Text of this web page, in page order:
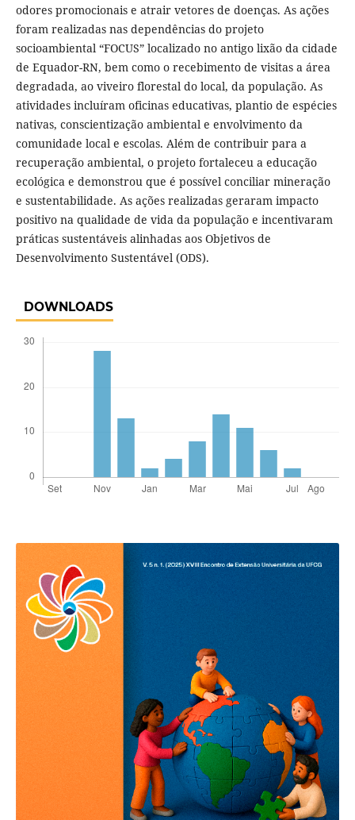
odores promocionais e atrair vetores de doenças. As ações
foram realizadas nas dependências do projeto
socioambiental “FOCUS” localizado no antigo lixão da cidade
de Equador-RN, bem como o recebimento de visitas a área
degradada, ao viveiro florestal do local, da população. As
atividades incluíram oficinas educativas, plantio de espécies
nativas, conscientização ambiental e envolvimento da
comunidade local e escolas. Além de contribuir para a
recuperação ambiental, o projeto fortaleceu a educação
ecológica e demonstrou que é possível conciliar mineração
e sustentabilidade. As ações realizadas geraram impacto
positivo na qualidade de vida da população e incentivaram
práticas sustentáveis alinhadas aos Objetivos de
Desenvolvimento Sustentável (ODS).
DOWNLOADS